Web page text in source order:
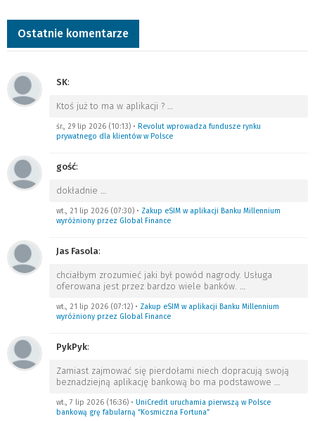
Ostatnie komentarze
SK:
Ktoś już to ma w aplikacji ? …
śr., 29 lip 2026 (10:13) • Revolut wprowadza fundusze rynku
prywatnego dla klientów w Polsce
gość:
dokładnie …
wt., 21 lip 2026 (07:30) • Zakup eSIM w aplikacji Banku Millennium
wyróżniony przez Global Finance
Jas Fasola:
chciałbym zrozumieć jaki był powód nagrody. Usługa
oferowana jest przez bardzo wiele banków. …
wt., 21 lip 2026 (07:12) • Zakup eSIM w aplikacji Banku Millennium
wyróżniony przez Global Finance
PykPyk:
Zamiast zajmować się pierdołami niech dopracują swoją
beznadziejną aplikację bankową bo ma podstawowe …
wt., 7 lip 2026 (16:36) • UniCredit uruchamia pierwszą w Polsce
bankową grę fabularną “Kosmiczna Fortuna”